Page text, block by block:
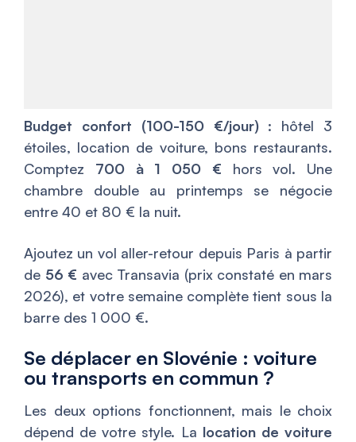
Budget confort (100-150 €/jour): hôtel 3
étoiles, location de voiture, bons restaurants.
Comptez 700 à 1 050 € hors vol. Une
chambre double au printemps se négocie
entre 40 et 80 € la nuit.
Ajoutez un vol aller-retour depuis Paris à partir
de 56 € avec Transavia (prix constaté en mars
2026), et votre semaine complète tient sous la
barre des 1 000 €.
Se déplacer en Slovénie : voiture
ou transports en commun ?
Les deux options fonctionnent, mais le choix
dépend de votre style. La location de voiture